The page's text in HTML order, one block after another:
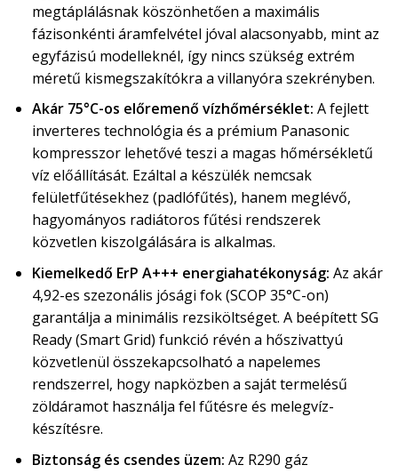
megtáplálásnak köszönhetően a maximális
fázisonkénti áramfelvétel jóval alacsonyabb, mint az
egyfázisú modelleknél, így nincs szükség extrém
méretű kismegszakítókra a villanyóra szekrényben.
Akár 75°C-os előremenő vízhőmérséklet: A fejlett
inverteres technológia és a prémium Panasonic
kompresszor lehetővé teszi a magas hőmérsékletű
víz előállítását. Ezáltal a készülék nemcsak
felületfűtésekhez (padlófűtés), hanem meglévő,
hagyományos radiátoros fűtési rendszerek
közvetlen kiszolgálására is alkalmas.
Kiemelkedő ErP A+++ energiahatékonyság: Az akár
4,92-es szezonális jósági fok (SCOP 35°C-on)
garantálja a minimális rezsiköltséget. A beépített SG
Ready (Smart Grid) funkció révén a hőszivattyú
közvetlenül összekapcsolható a napelemes
rendszerrel, hogy napközben a saját termelésű
zöldáramot használja fel fűtésre és melegvíz-
készítésre.
Biztonság és csendes üzem: Az R290 gáz